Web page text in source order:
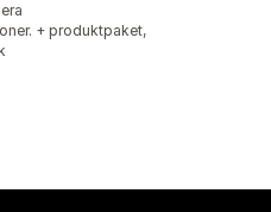
+ produktpaket,